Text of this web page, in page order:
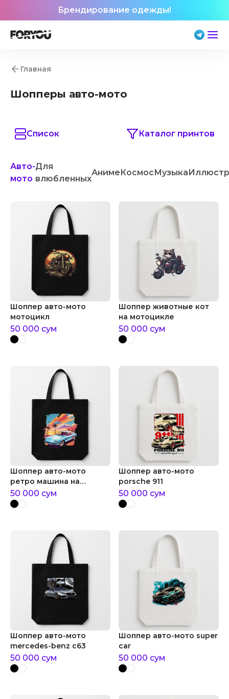
Брендирование одежды!
Главная
Шопперы авто-мото
Список Каталог принтов
Авто-
мото
Для
влюбленных
АнимеКосмосМузыка
Шоппер авто-мото
мотоцикл
50 000 сум
Шоппер животные кот
на мотоцикле
50 000 сум
Шоппер авто-мото
ретро машина на
цветном фоне
50 000 сум
Шоппер авто-мото
porsche 911
50 000 сум
Шоппер авто-мото
mercedes-benz c63
50 000 сум
Шоппер авто-мото super
car
50 000 сум